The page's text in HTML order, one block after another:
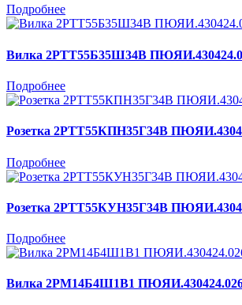
Подробнее
Вилка 2РТТ55Б35Ш34В
Подробнее
Розетка 2РТТ55КПН35Г34В
Подробнее
Розетка 2РТТ55КУН35Г34В
Подробнее
Вилка 2РМ14Б4Ш1В1